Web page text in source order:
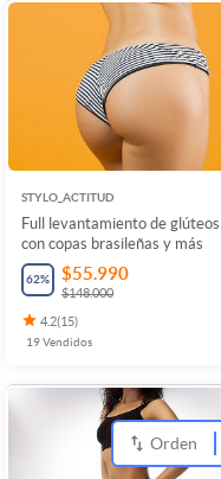
STYLO_ACTITUD
Full levantamiento de glúteos
con copas brasileñas y más
62% $55.990
$148.000
4.2(15)
19Vendidos
Orden